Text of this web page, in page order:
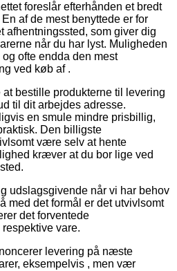
foreslår efterhånden et bredt
af de mest benyttede er for
afhentningssted, som giver dig
når du har lyst. Muligheden
ofte endda den mest
ved køb af .
bestille produkterne til levering
til dit arbejdes adresse.
en smule mindre prisbillig,
Den billigste
være selv at hente
kræver at du bor lige ved
udslagsgivende når vi har behov
med det formål er det utvivlsomt
det forventede
vare.
levering på næste
eksempelvis , men vær